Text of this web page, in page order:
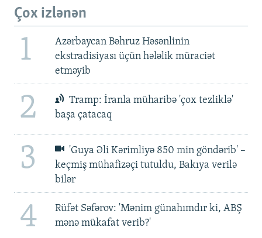
Çox izlənən
1
Azərbaycan Bəhruz Həsənlinin
ekstradisiyası üçün hələlik müraciət
etməyib
2
Tramp: İranla müharibə 'çox tezliklə'
başa çatacaq
3
'Guya Əli Kərimliyə 850 min göndərib' –
keçmiş mühafizəçi tutuldu, Bakıya verilə
bilər
4
Rüfət Səfərov: 'Mənim günahımdır ki, ABŞ
mənə mükafat verib?'